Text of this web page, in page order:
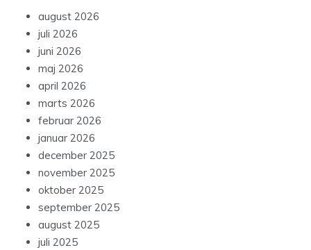
august 2026
juli 2026
juni 2026
maj 2026
april 2026
marts 2026
februar 2026
januar 2026
december 2025
november 2025
oktober 2025
september 2025
august 2025
juli 2025